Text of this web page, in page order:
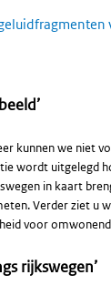
kunnen we niet
wordt uitgelegd
in kaart
Verder ziet u
voor
rijkswegen’